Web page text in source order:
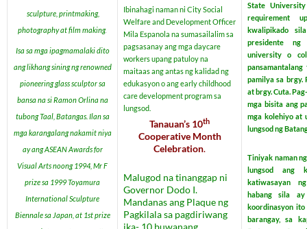
sculpture, printmaking,
photography at film making.
Isa sa mga ipagmamalaki dito
ang likhang sining ng renowned
pioneering glass sculptor sa
bansa na si Ramon Orlina na
tubong Taal, Batangas. Ilan sa
mga karangalang nakamit niya
ay ang ASEAN Awards for
Visual Arts noong 1994, Mr F
prize sa 1999 Toyamura
International Sculpture
Biennale sa Japan, at 1st prize
Ibinahagi naman ni City Social
Welfare and Development Officer
Mila Espanola na sumasailalim sa
pagsasanay ang mga daycare
workers upang patuloy na
maitaas ang antas ng kalidad ng
edukasyon o ang early childhood
care development program sa
lungsod.
Tanauan’s 10th
Cooperative Month
Celebration.
Malugod na tinanggap ni
Governor Dodo I.
Mandanas ang Plaque ng
Pagkilala sa pagdiriwang
State
requirement
kwalipikado
presidente
university o
pamilya sa brgy.
at brgy. Cuta.
mga bisita ang
mga kolehiyo at
lungsod ng
Tiniyak naman
lungsod ang
katiwasayan
habang sila
koordinasyon ito
barangay, sa